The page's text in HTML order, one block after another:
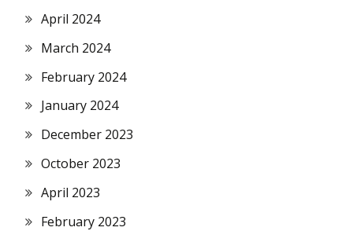
April 2024
March 2024
February 2024
January 2024
December 2023
October 2023
April 2023
February 2023